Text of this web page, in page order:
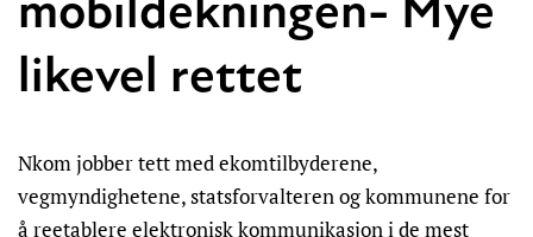
mobildekningen- Mye
likevel rettet
Nkom jobber tett med ekomtilbyderene,
vegmyndighetene, statsforvalteren og kommunene for
å reetablere elektronisk kommunikasjon i de mest